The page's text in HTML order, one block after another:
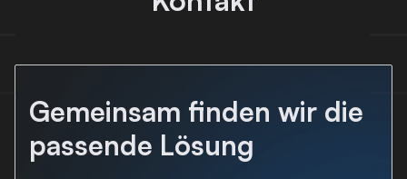
Gemeinsam finden wir die
passende Lösung